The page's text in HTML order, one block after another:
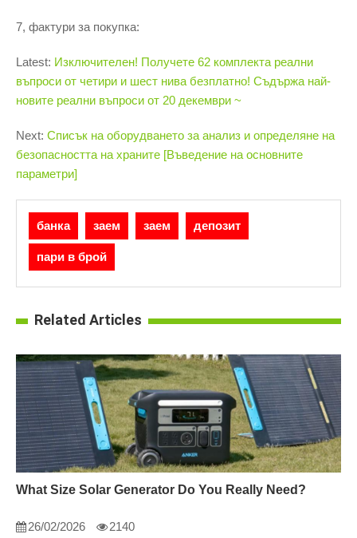
7, фактури за покупка:
Latest: Изключителен! Получете 62 комплекта реални
въпроси от четири и шест нива безплатно! Съдържа най-
новите реални въпроси от 20 декември ~
Next: Списък на оборудването за анализ и определяне на
безопасността на храните [Въведение на основните
параметри]
банка заем заем депозит
пари в брой
Related Articles
What Size Solar Generator Do You Really Need?
26/02/2026 2140